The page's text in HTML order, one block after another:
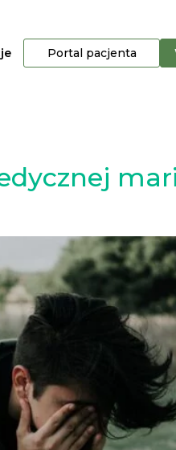
Portal pacjenta